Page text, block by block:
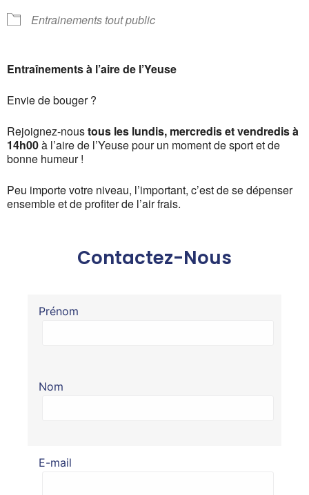
Entrainements tout public
Entraînements à l’aire de l’Yeuse
Envie de bouger ?
Rejoignez-noustous les lundis, mercredis et vendredis à
14h00à l’aire de l’Yeuse pour un moment de sport et de
bonne humeur !
Peu importe votre niveau, l’important, c’est de se dépenser
ensemble et de profiter de l’air frais.
Contactez-Nous
Prénom
Nom
E-mail